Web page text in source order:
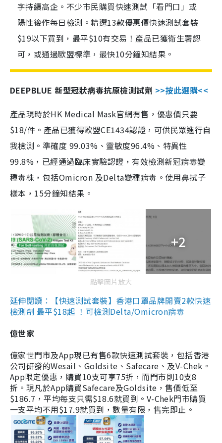
字持續高企。不少市民購買快速測試「看門口」或
陽性後作每日檢測。精選13款優惠價快速測試套裝
$19以下買到，最平$10有交易！產品已獲衛生署認
可，或通過歐盟標準，最快10分鐘知結果。
DEEPBLUE 新型冠狀病毒抗原檢測試劑 >>按此選購<<
產品現時於HK Medical Mask官網有售，優惠價只要
$18/件。產品已獲得歐盟CE1434認證，可供民眾進行自
我檢測。準確度 99.03%、靈敏度96.4%、特異性
99.8%，已經通過臨床實驗認證，有效檢測新冠病毒變
種毒株，包括Omicron 及Delta變種病毒。使用鼻拭子
樣本，15分鐘知結果。
+2
點擊圖片放大
延伸閱讀：【快速測試套裝】香港口罩品牌開賣2款快速
檢測劑 最平$18起 ！可檢測Delta/Omicron病毒
億世家
億家世門市及App現已有售6款快速測試套裝，包括香港
公司研發的Wesail、Goldsite、Safecare、及V-Chek。
App限定優惠，購買10支可享75折，而門市則10支8
折。現凡於App購買Safecare及Goldsite，售價低至
$186.7，平均每支只需$18.6就買到。V-Chek門市購買
一支平均不用$17.9就買到，數量有限，售完即止。